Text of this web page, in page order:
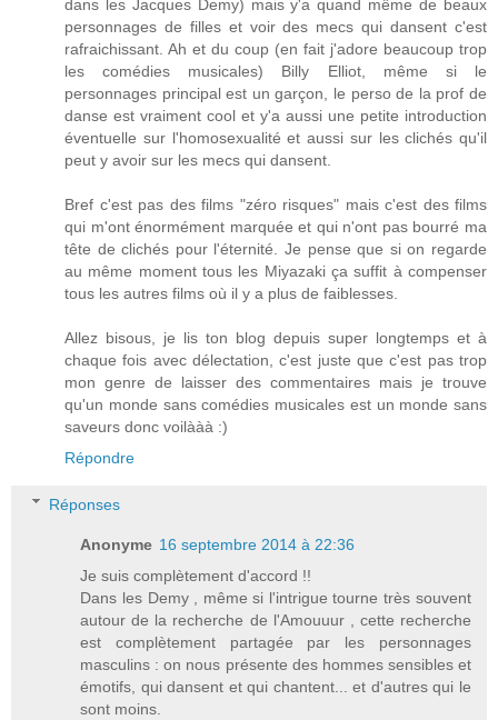
dans les Jacques Demy) mais y'a quand même de beaux
personnages de filles et voir des mecs qui dansent c'est
rafraichissant. Ah et du coup (en fait j'adore beaucoup trop
les comédies musicales) Billy Elliot, même si le
personnages principal est un garçon, le perso de la prof de
danse est vraiment cool et y'a aussi une petite introduction
éventuelle sur l'homosexualité et aussi sur les clichés qu'il
peut y avoir sur les mecs qui dansent.
Bref c'est pas des films "zéro risques" mais c'est des films
qui m'ont énormément marquée et qui n'ont pas bourré ma
tête de clichés pour l'éternité. Je pense que si on regarde
au même moment tous les Miyazaki ça suffit à compenser
tous les autres films où il y a plus de faiblesses.
Allez bisous, je lis ton blog depuis super longtemps et à
chaque fois avec délectation, c'est juste que c'est pas trop
mon genre de laisser des commentaires mais je trouve
qu'un monde sans comédies musicales est un monde sans
saveurs donc voilààà :)
Répondre
Réponses
Anonyme 16 septembre 2014 à 22:36
Je suis complètement d'accord !!
Dans les Demy , même si l'intrigue tourne très souvent
autour de la recherche de l'Amouuur , cette recherche
est complètement partagée par les personnages
masculins : on nous présente des hommes sensibles et
émotifs, qui dansent et qui chantent... et d'autres qui le
sont moins.